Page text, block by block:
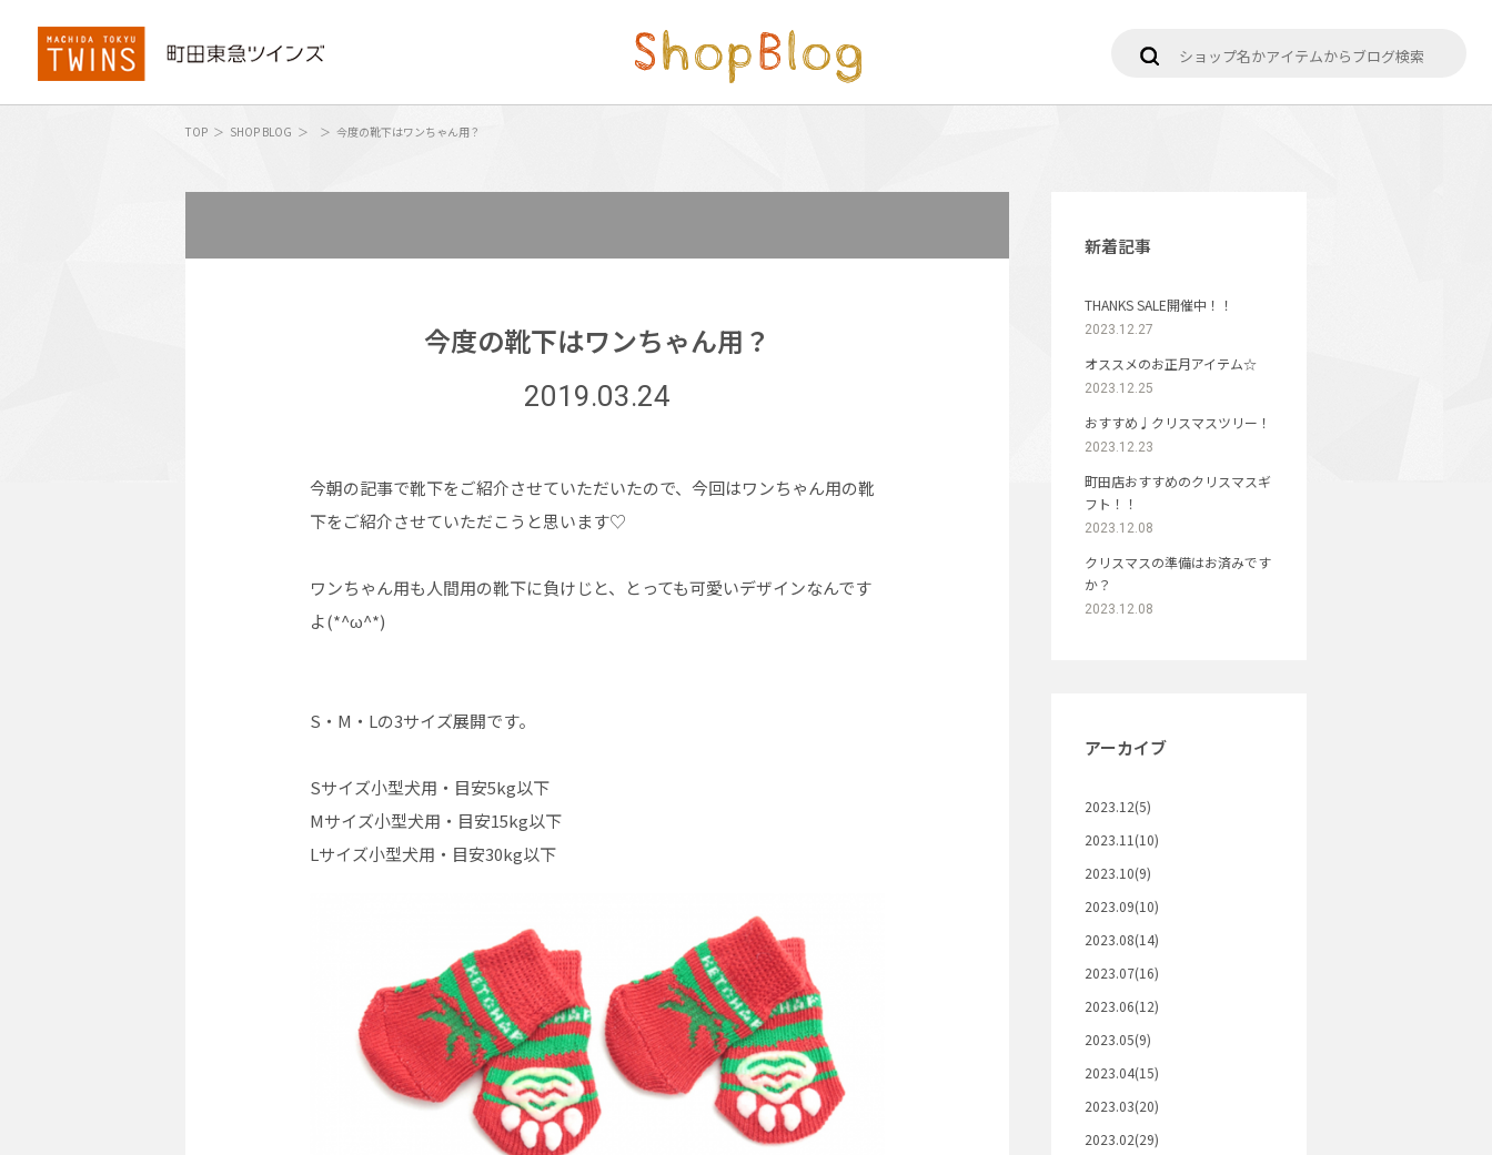
TOP SHOP BLOG 今度の靴下はワンちゃん用？
今度の靴下はワンちゃん用？
2019.03.24
今朝の記事で靴下をご紹介させていただいたので、今回はワンちゃん用の靴
下をご紹介させていただこうと思います♡
ワンちゃん用も人間用の靴下に負けじと、とっても可愛いデザインなんです
よ(*^ω^*)
S・M・Lの3サイズ展開です。
Sサイズ小型犬用・目安5kg以下
Mサイズ小型犬用・目安15kg以下
Lサイズ小型犬用・目安30kg以下
新着記事
THANKS SALE開催中！！
2023.12.27
オススメのお正月アイテム☆
2023.12.25
おすすめ♩クリスマスツリー！
2023.12.23
町田店おすすめのクリスマスギ
フト！！
2023.12.08
クリスマスの準備はお済みです
か？
2023.12.08
アーカイブ
2023.12(5)
2023.11(10)
2023.10(9)
2023.09(10)
2023.08(14)
2023.07(16)
2023.06(12)
2023.05(9)
2023.04(15)
2023.03(20)
2023.02(29)